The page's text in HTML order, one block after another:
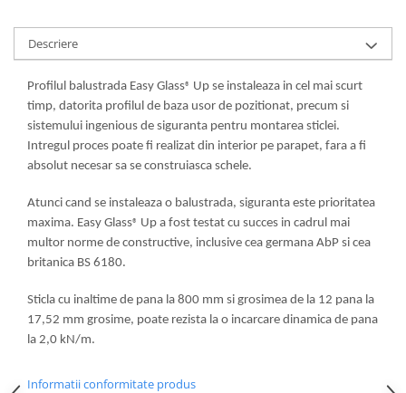
Descriere
Profilul balustrada Easy Glass® Up se instaleaza in cel mai scurt
timp, datorita profilul de baza usor de pozitionat, precum si
sistemului ingenious de siguranta pentru montarea sticlei.
Intregul proces poate fi realizat din interior pe parapet, fara a fi
absolut necesar sa se construiasca schele.
Atunci cand se instaleaza o balustrada, siguranta este prioritatea
maxima. Easy Glass® Up a fost testat cu succes in cadrul mai
multor norme de constructive, inclusive cea germana AbP si cea
britanica BS 6180.
Sticla cu inaltime de pana la 800 mm si grosimea de la 12 pana la
17,52 mm grosime, poate rezista la o incarcare dinamica de pana
la 2,0 kN/m.
Informatii conformitate produs